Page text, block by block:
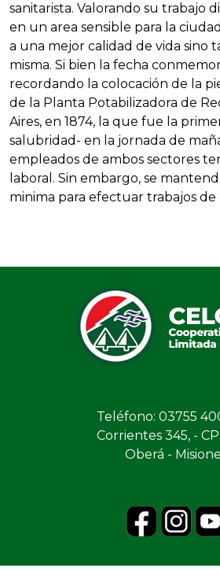
sanitarista. Valorando su trabajo
en un area sensible para la
a una mejor calidad de vida sino
misma. Si bien la fecha
recordando la colocación de la
de la Planta Potabilizadora de
Aires, en 1874, la que fue la
salubridad- en la jornada de
empleados de ambos sectores
laboral. Sin embargo, se
minima para efectuar trabajos de
Teléfono: 03755
Corrientes 345, -
Oberá -